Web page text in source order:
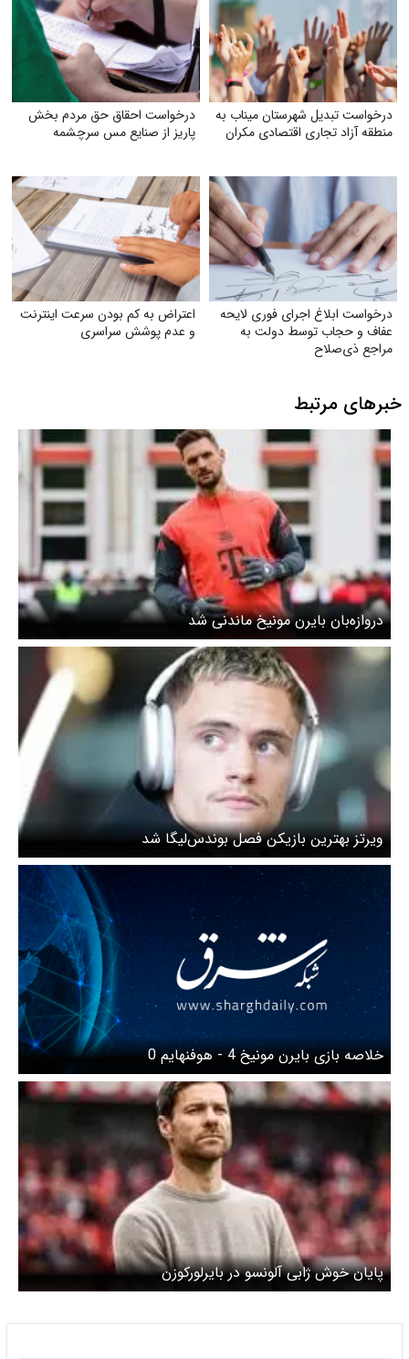
درخواست تبدیل شهرستان میناب به
منطقه آزاد تجاری اقتصادی مکران
درخواست احقاق حق مردم بخش
پاریز از صنایع مس سرچشمه
درخواست ابلاغ اجرای فوری لایحه
عفاف و حجاب توسط دولت به
مراجع ذی‌صلاح
اعتراض به کم بودن سرعت اینترنت
و عدم پوشش سراسری
خبرهای مرتبط
دروازه‌بان بایرن مونیخ ماندنی شد
ویرتز بهترین بازیکن فصل بوندس‌لیگا شد
خلاصه بازی بایرن مونیخ 4 - هوفنهایم 0
پایان خوش ژابی آلونسو در بایرلورکوزن